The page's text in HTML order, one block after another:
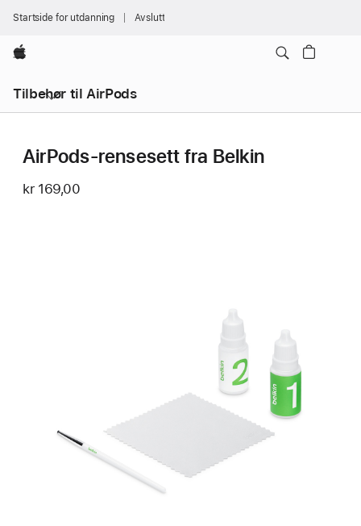
Startside for utdanning Avslutt
Apple
Tilbehør til AirPods
AirPods-rensesett fra Belkin
kr 169,00